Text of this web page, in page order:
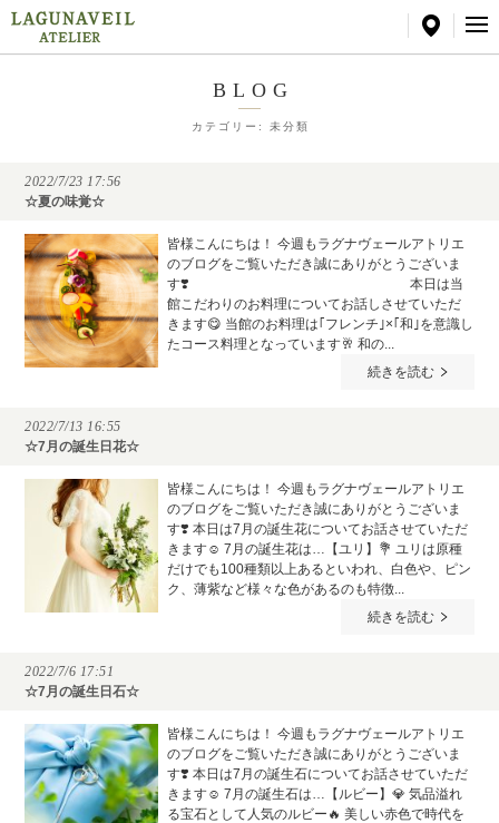
BLOG
カテゴリー: 未分類
2022/7/23 17:56
☆夏の味覚☆
皆様こんにちは！ 今週もラグナヴェールアトリエ
のブログをご覧いただき誠にありがとうございま
す❣️ 本日は当
館こだわりのお料理についてお話しさせていただ
きます😋 当館のお料理は｢フレンチ｣×｢和｣を意識し
たコース料理となっています🥂 和の...
続きを読む
2022/7/13 16:55
☆7月の誕生日花☆
皆様こんにちは！ 今週もラグナヴェールアトリエ
のブログをご覧いただき誠にありがとうございま
す❣️ 本日は7月の誕生花についてお話させていただ
きます☺️ 7月の誕生花は…【ユリ】💐 ユリは原種
だけでも100種類以上あるといわれ、白色や、ピン
ク、薄紫など様々な色があるのも特徴...
続きを読む
2022/7/6 17:51
☆7月の誕生日石☆
皆様こんにちは！ 今週もラグナヴェールアトリエ
のブログをご覧いただき誠にありがとうございま
す❣️ 本日は7月の誕生石についてお話させていただ
きます☺️ 7月の誕生石は…【ルビー】💎 気品溢れ
る宝石として人気のルビー🔥 美しい赤色で時代を